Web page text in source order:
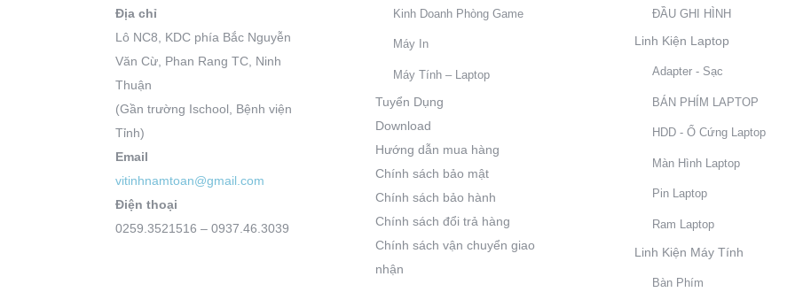
Địa chỉ
Lô NC8, KDC phía Bắc Nguyễn
Văn Cừ, Phan Rang TC, Ninh
Thuận
(Gần trường Ischool, Bệnh viện
Tỉnh)
Email
vitinhnamtoan@gmail.com
Điện thoại
0259.3521516 – 0937.46.3039
Kinh Doanh Phòng Game
Máy In
Máy Tính – Laptop
Tuyển Dụng
Download
Hướng dẫn mua hàng
Chính sách bảo mật
Chính sách bảo hành
Chính sách đổi trả hàng
Chính sách vận chuyển giao
nhận
ĐẦU GHI HÌNH
Linh Kiện Laptop
Adapter - Sạc
BÁN PHÍM LAPTOP
HDD - Ổ Cứng Laptop
Màn Hình Laptop
Pin Laptop
Ram Laptop
Linh Kiện Máy Tính
Bàn Phím